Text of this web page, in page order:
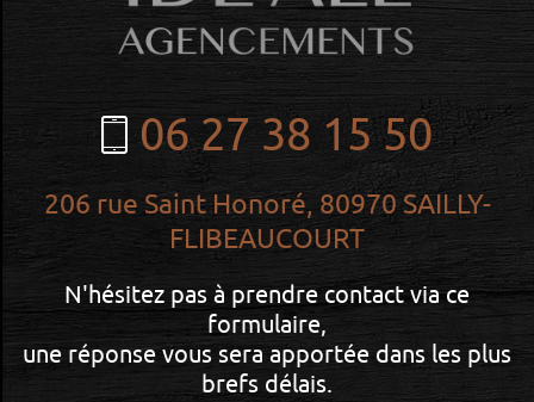
06 27 38 15 50
206 rue Saint Honoré, 80970 SAILLY-
FLIBEAUCOURT
N'hésitez pas à prendre contact via ce
formulaire,
une réponse vous sera apportée dans les plus
brefs délais.